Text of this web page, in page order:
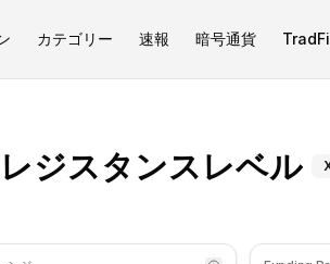
カテゴリー 速報 暗号通貨 TradFi
です 中立ゾーンにあります. 日次ト
ジスタンスレベル